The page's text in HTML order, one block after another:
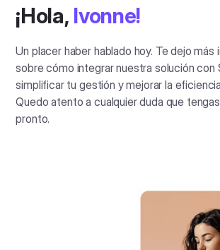
¡Hola, Ivonne!
Un placer haber hablado hoy. Te dejo más
sobre cómo integrar nuestra solución con
simplificar tu gestión y mejorar la
Quedo atento a cualquier duda que
pronto.